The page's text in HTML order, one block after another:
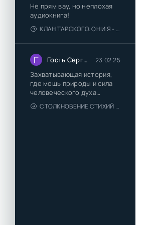
Не прям вау, но неплохая
аудиокнига!
КЛАН ТАРСКОГО. ОН И Я - ЕЛЕНА ТОДОРОВА (1)
Г Гость Сергей 23.02.25
Захватывающая история,
где мощь природы и сила
человеческого духа
сплетаются в напряжённый
и
СТОЛКНОВЕНИЕ СТИХИЙ - ВАЛЕРИЙ ГУМИНСКИЙ